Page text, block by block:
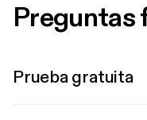
Preguntas
Prueba gratuita